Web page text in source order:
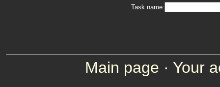
Task name:
Main page · Your